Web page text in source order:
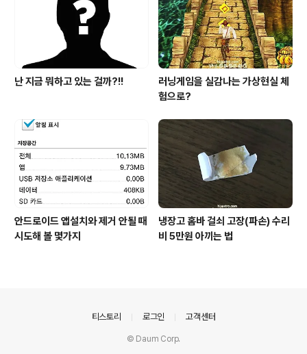
난 지금 뭐하고 있는 걸까?!!
러닝게임을 실감나는 가상현실 체
험으로?
안드로이드 앱설치와 제거 안될 때
시도해 볼 몇가지
냉장고 홈바 걸쇠 고장(파손) 수리
비 5만원 아끼는 법
티스토리 로그인 고객센터
© Daum Corp.